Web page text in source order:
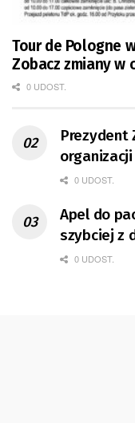
Tour de Pologne
Zobacz zmiany w
0 UDOST.
Prezydent
0 UDOST.
Apel do
szybciej z
0 UDOST.